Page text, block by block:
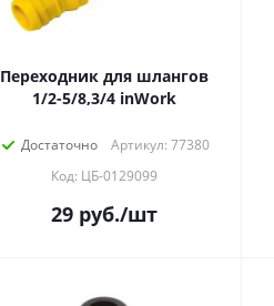
Переходник для шлангов
1/2-5/8,3/4 inWork
Достаточно
Артикул: 77380
Код: ЦБ-0129099
29руб./шт